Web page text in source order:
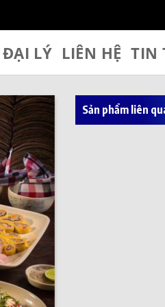
ĐẠI LÝ LIÊN HỆ TIN
Sản phẩm liên